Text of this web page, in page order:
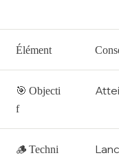
Élément
🎯 Objecti
f
🪵 Techni